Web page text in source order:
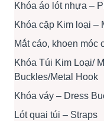
Khóa áo lót nhựa –
Khóa cặp Kim loại –
Mắt cáo, khoen móc
Khóa Túi Kim Loại/
Buckles/Metal Hook
Khóa váy – Dress
Lót quai túi – Straps